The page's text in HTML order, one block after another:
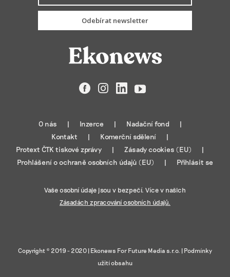
Odebírat newsletter
FacebookInstagramLinkedIn
YouTube
O nás Inzerce
Nadační fond
Kontakt
Komerční sdělení
Protext ČTK tiskové zprávy
Zásady cookies (EU)
Prohlášení o ochraně osobních údajů (EU)
Přihlásit se
Vaše osobní údaje jsou v bezpečí. Více v našich
Zásadách zpracování osobních údajů.
Copyright © 2019 - 2020 | Ekonews For Future Media s.r.o. | Podmínky
užití obsahu